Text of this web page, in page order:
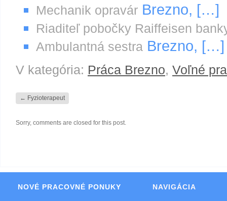
Mechanik opravár Brezno, […]
Riaditeľ pobočky Raiffeisen
Ambulantná sestra Brezno, […]
V kategória: Práca Brezno, Voľné
← Fyzioterapeut
Sorry, comments are closed for this post.
NOVÉ PRACOVNÉ PONUKY NAVIGÁCIA